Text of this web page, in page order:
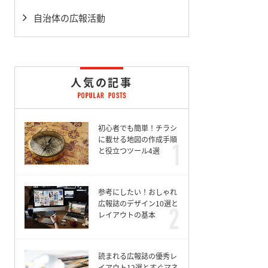
自治体の広報活動
人気の記事
初心者でも簡単！チラシ
に載せる地図の作成手順
と役立つツール4選
参考にしたい！おしゃれ
広報誌のデザイン10選と
レイアウトの基本
読まれる広報誌の優秀レ